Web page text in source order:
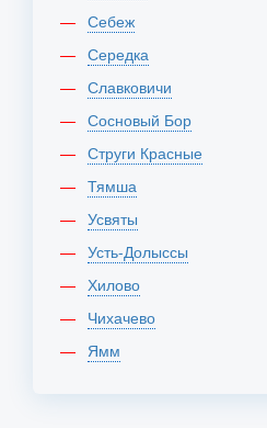
Себеж
Середка
Славковичи
Сосновый Бор
Струги Красные
Тямша
Усвяты
Усть-Долыссы
Хилово
Чихачево
Ямм